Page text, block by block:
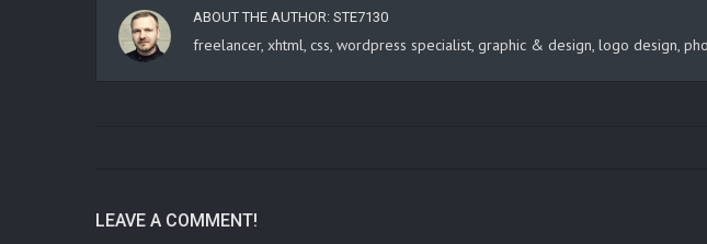
ABOUT THE AUTHOR: STE7130
freelancer, xhtml, css, wordpress specialist, graphic & design, logo design,
LEAVE A COMMENT!